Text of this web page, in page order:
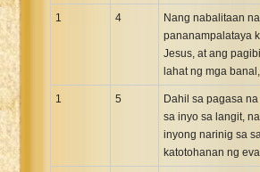
Vietnamese 1934 Bible
1 4
Nang nabalitaan
pananampalataya
Jesus, at ang
lahat ng mga banal,
1 5
Dahil sa pagasa
sa inyo sa langit,
inyong narinig sa
katotohanan ng